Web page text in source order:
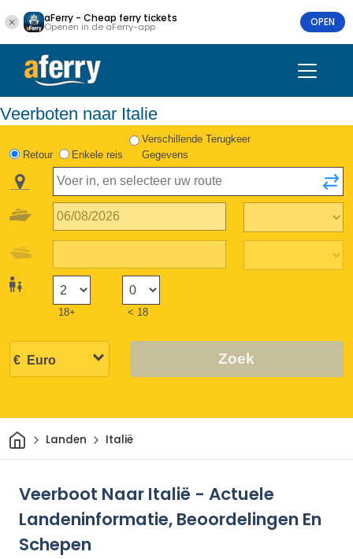
aFerry - Cheap ferry tickets
Openen in de aFerry-app OPEN
Veerboten naar Italie
Retour Enkele reis
Verschillende Terugkeer
Gegevens
18+ < 18
Zoek
ThuisLanden Italië
Veerboot Naar Italië - Actuele
Landeninformatie, Beoordelingen En
Schepen